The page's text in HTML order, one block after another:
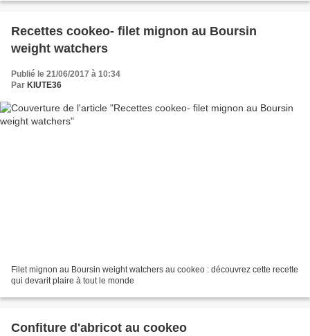
Recettes cookeo- filet mignon au Boursin
weight watchers
Publié le 21/06/2017 à 10:34
Par KIUTE36
Filet mignon au Boursin weight watchers au cookeo : découvrez cette recette
qui devarit plaire à tout le monde
Confiture d'abricot au cookeo